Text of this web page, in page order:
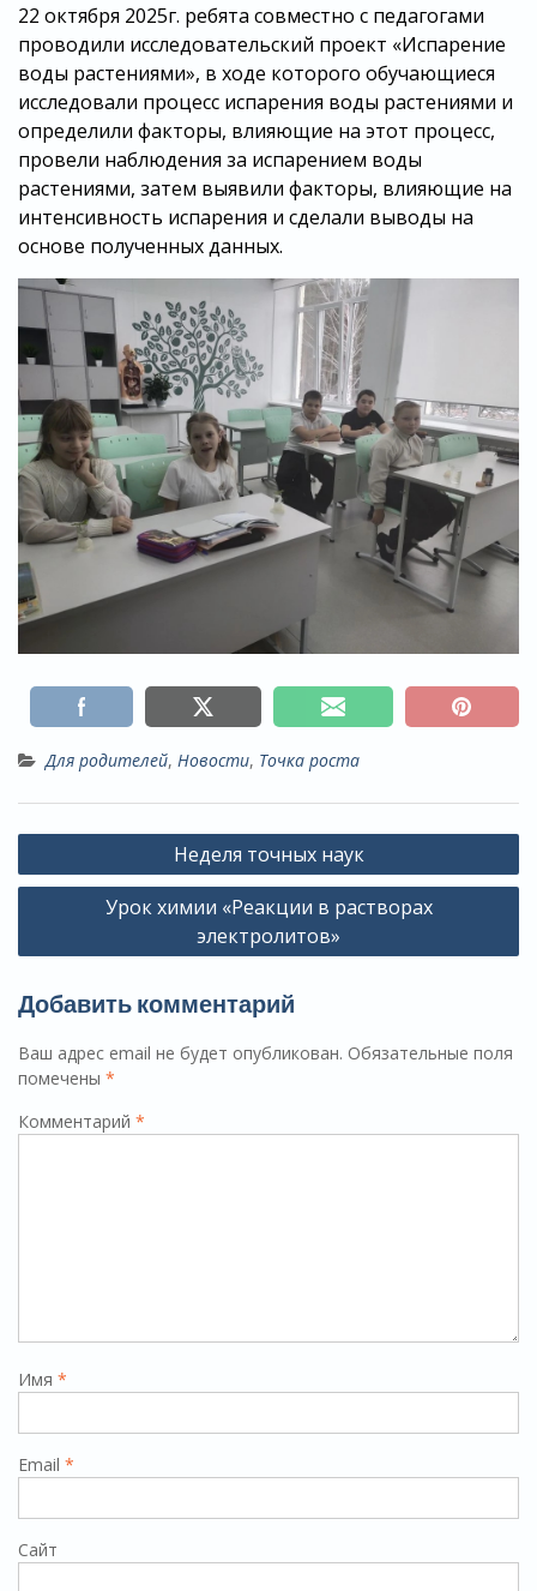
22 октября 2025г. ребята совместно с педагогами
проводили исследовательский проект «Испарение
воды растениями», в ходе которого обучающиеся
исследовали процесс испарения воды растениями и
определили факторы, влияющие на этот процесс,
провели наблюдения за испарением воды
растениями, затем выявили факторы, влияющие на
интенсивность испарения и сделали выводы на
основе полученных данных.
Для родителей, Новости, Точка роста
Навигация
по
записям
Неделя точных наук
Урок химии «Реакции в растворах
электролитов»
Добавить комментарий
Ваш адрес email не будет опубликован. Обязательные поля
помечены *
Комментарий *
Имя *
Email *
Сайт